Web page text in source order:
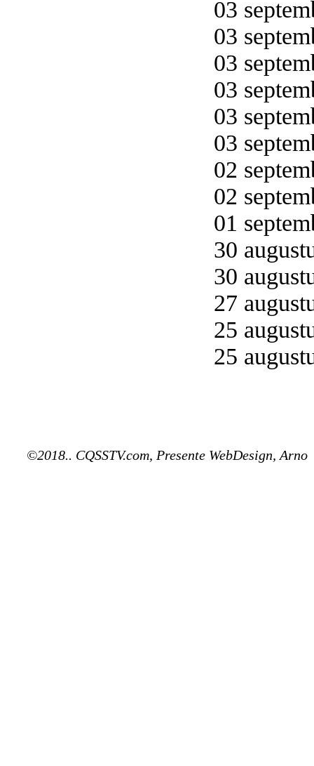
03
03
03
03
03
03
02
02
01
30
30
27
25
25
©2018.. CQSSTV.com, Presente WebDesign, Arno